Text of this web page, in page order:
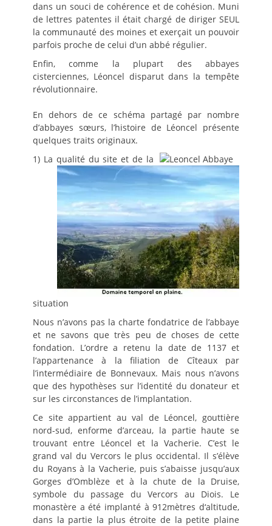
dans un souci de cohérence et de cohésion. Muni
de lettres patentes il était chargé de diriger SEUL
la communauté des moines et exerçait un pouvoir
parfois proche de celui d’un abbé régulier.
Enfin, comme la plupart des abbayes
cisterciennes, Léoncel disparut dans la tempête
révolutionnaire.
En dehors de ce schéma partagé par nombre
d’abbayes sœurs, l’histoire de Léoncel présente
quelques traits originaux.
1) La qualité du site et de la
situation
Nous n’avons pas la charte fondatrice de l’abbaye
et ne savons que très peu de choses de cette
fondation. L’ordre a retenu la date de 1137 et
l’appartenance à la filiation de Cîteaux par
l’intermédiaire de Bonnevaux. Mais nous n’avons
que des hypothèses sur l’identité du donateur et
sur les circonstances de l’implantation.
Ce site appartient au val de Léoncel, gouttière
nord-sud, enforme d’arceau, la partie haute se
trouvant entre Léoncel et la Vacherie. C’est le
grand val du Vercors le plus occidental. Il s’élève
du Royans à la Vacherie, puis s’abaisse jusqu’aux
Gorges d’Omblèze et à la chute de la Druise,
symbole du passage du Vercors au Diois. Le
monastère a été implanté à 912mètres d‘altitude,
dans la partie la plus étroite de la petite plaine